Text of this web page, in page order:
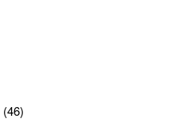
(46)